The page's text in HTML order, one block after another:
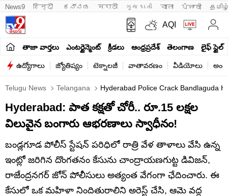
News9 हिन्दी ಕನ್ನಡ मराठी ગુજરાતી বাংলা ਪੰਜਾਬੀ
AQI
తాజా వార్తలు ఎంటర్టైన్మెంట్ క్రీడలు ఆంధ్రప్రదేశ్ తెలంగాణ లైఫ్ స్టైల్
ఉద్యోగాలు జ్యోతిష్యం టెక్నాలజీ వాతావరణం వీడియోలు
Telugu News Telangana Hyderabad Police Crack Bandlaguda
Hyderabad: పాత కక్షతో చోరీ.. రూ.15 లక్షల
విలువైన బంగారు ఆభరణాలు స్వాధీనం!
బండ్లగూడ పోలీస్ స్టేషన్ పరిధిలో రాత్రి వేళ తాళాలు వేసి ఉన్న
ఇంట్లో జరిగిన దొంగతనం కేసును చాంద్రాయణగుట్ట డివిజన్,
రాజేంద్రనగర్ జోన్ పోలీసులు అత్యంత వేగంగా ఛేదించారు. ఈ
కేసులో ఒక మహిళా నిందితురాలిని అరెస్ట్ చేసి, ఆమె వద్ద